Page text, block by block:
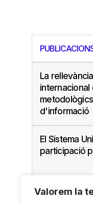
Valorem la
La
d'informació
El Sistema
participació